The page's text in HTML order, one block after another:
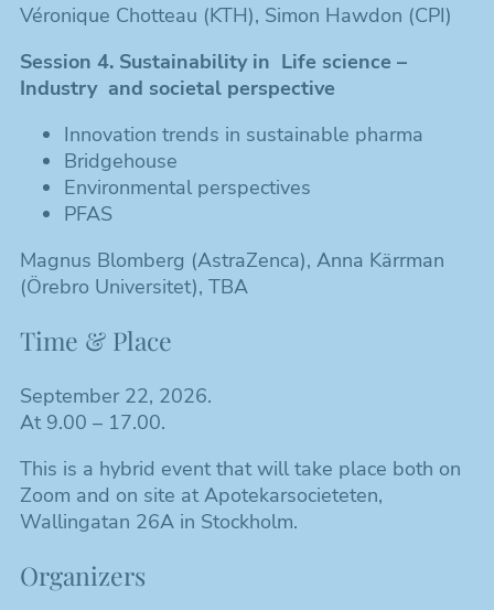
Véronique Chotteau (KTH), Simon Hawdon (CPI)
Session 4. Sustainability in Life science –
Industry and societal perspective
Innovation trends in sustainable pharma
Bridgehouse
Environmental perspectives
PFAS
Magnus Blomberg (AstraZenca), Anna Kärrman
(Örebro Universitet), TBA
Time & Place
September 22, 2026.
At 9.00 – 17.00.
This is a hybrid event that will take place both on
Zoom and on site at Apotekarsocieteten,
Wallingatan 26A in Stockholm.
Organizers